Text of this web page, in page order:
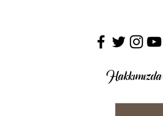
Hakkımızda